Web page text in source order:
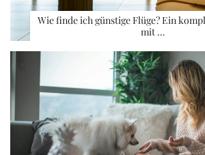
Wie finde ich günstige Flüge? Ein
mit …